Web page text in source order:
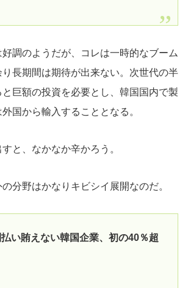
調のようだが、コレは一時的なブーム
長期間は期待が出来ない。次世代の半
巨額の投資を必要とし、韓国国内で製
国から輸入することとなる。
と、なかなか辛かろう。
分野はかなりキビシイ展開なのだ。
い賄えない韓国企業、初の40％超